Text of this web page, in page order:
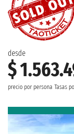
desde
$
precio por persona Tasas